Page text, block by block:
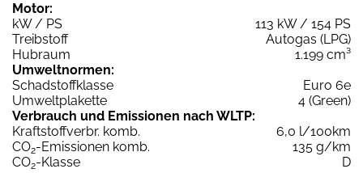
Motor:
kW / PS
113 kW / 154 PS
Treibstoff
Autogas (LPG)
Hubraum
1.199 cm³
Umweltnormen:
Schadstoffklasse
Euro 6e
Umweltplakette
4 (Green)
Verbrauch und Emissionen nach WLTP:
Kraftstoffverbr. komb.
6,0 l/100km
CO2-Emissionen komb.
135 g/km
CO2-Klasse
D